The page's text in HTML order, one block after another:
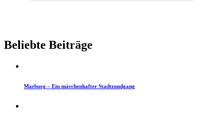
Beliebte Beiträge
Marburg – Ein märchenhafter Stadtrundgang